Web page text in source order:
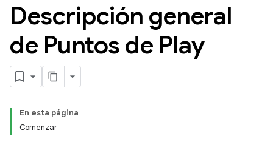
Descripción general
de Puntos de Play
En esta página
Comenzar